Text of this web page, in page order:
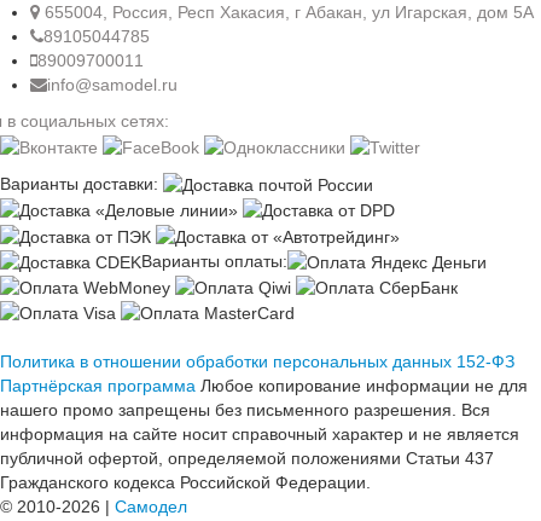
655004, Россия, Респ Хакасия, г Абакан, ул Игарская, дом 5А
89105044785
89009700011
info@samodel.ru
социальных сетях:
Варианты доставки:
Варианты оплаты:
Политика в отношении обработки персональных данных 152-ФЗ
Партнёрская программа Любое копирование информации не для
нашего промо запрещены без письменного разрешения. Вся
информация на сайте носит справочный характер и не является
публичной офертой, определяемой положениями Статьи 437
Гражданского кодекса Российской Федерации.
© 2010-2026 | Самодел